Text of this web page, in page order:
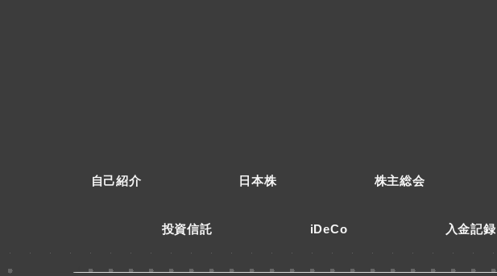
自己紹介 日本株 株主総会
投資信託 iDeCo 入金記録